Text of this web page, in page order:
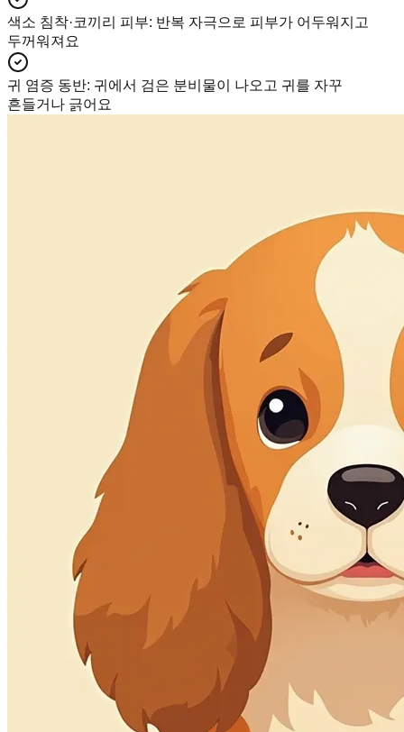
색소 침착·코끼리 피부: 반복 자극으로 피부가 어두워지고
두꺼워져요
귀 염증 동반: 귀에서 검은 분비물이 나오고 귀를 자꾸
흔들거나 긁어요